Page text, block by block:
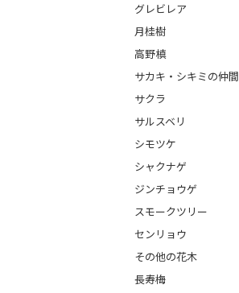
グレビレア
月桂樹
高野槙
サカキ・シキミの仲間
サクラ
サルスベリ
シモツケ
シャクナゲ
ジンチョウゲ
スモークツリー
センリョウ
その他の花木
長寿梅